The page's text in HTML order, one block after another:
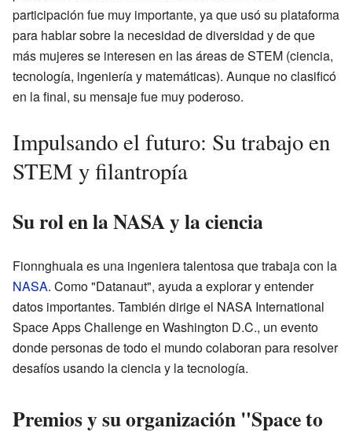
participación fue muy importante, ya que usó su plataforma
para hablar sobre la necesidad de diversidad y de que
más mujeres se interesen en las áreas de STEM (ciencia,
tecnología, ingeniería y matemáticas). Aunque no clasificó
en la final, su mensaje fue muy poderoso.
Impulsando el futuro: Su trabajo en
STEM y filantropía
Su rol en la NASA y la ciencia
Fionnghuala es una ingeniera talentosa que trabaja con la
NASA. Como "Datanaut", ayuda a explorar y entender
datos importantes. También dirige el NASA International
Space Apps Challenge en Washington D.C., un evento
donde personas de todo el mundo colaboran para resolver
desafíos usando la ciencia y la tecnología.
Premios y su organización "Space to